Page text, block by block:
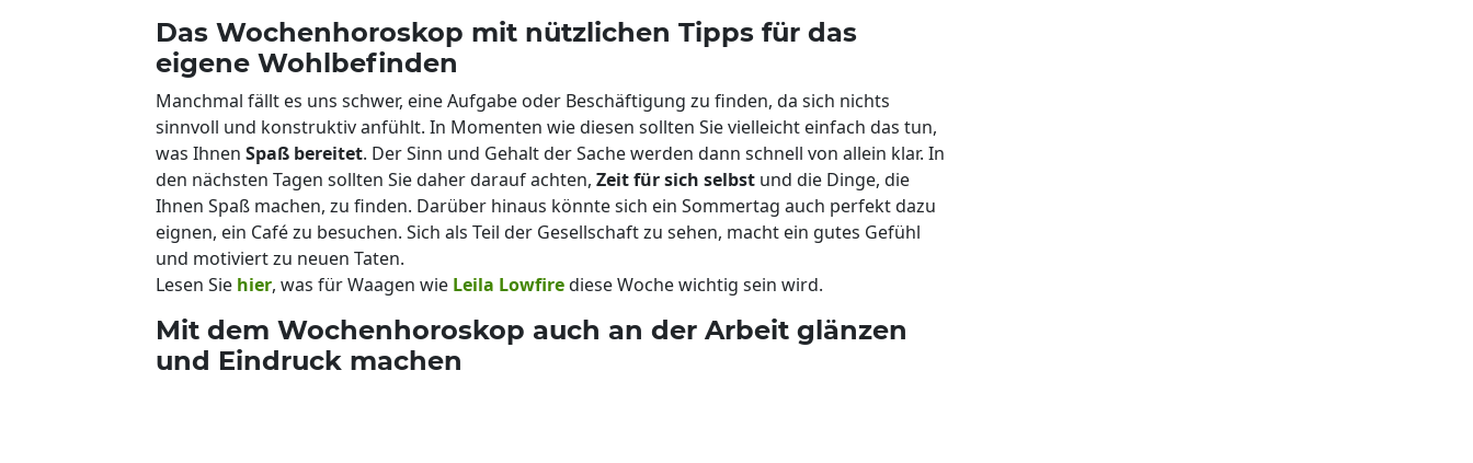
Das Wochenhoroskop mit nützlichen Tipps für das
eigene Wohlbefinden
Manchmal fällt es uns schwer, eine Aufgabe oder Beschäftigung zu finden, da sich nichts
sinnvoll und konstruktiv anfühlt. In Momenten wie diesen sollten Sie vielleicht einfach das tun,
was Ihnen Spaß bereitet. Der Sinn und Gehalt der Sache werden dann schnell von allein klar. In
den nächsten Tagen sollten Sie daher darauf achten, Zeit für sich selbst und die Dinge, die
Ihnen Spaß machen, zu finden. Darüber hinaus könnte sich ein Sommertag auch perfekt dazu
eignen, ein Café zu besuchen. Sich als Teil der Gesellschaft zu sehen, macht ein gutes Gefühl
und motiviert zu neuen Taten.
Lesen Sie hier, was für Waagen wie Leila Lowfirediese Woche wichtig sein wird.
Mit dem Wochenhoroskop auch an der Arbeit glänzen
und Eindruck machen